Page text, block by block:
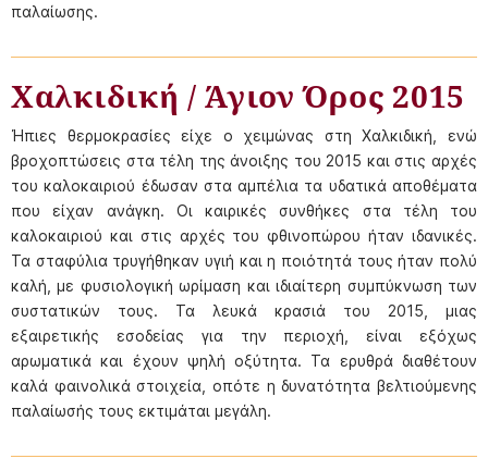
παλαίωσης.
Χαλκιδική / Άγιον Όρος 2015
Ήπιες θερμοκρασίες είχε ο χειμώνας στη Χαλκιδική, ενώ
βροχοπτώσεις στα τέλη της άνοιξης του 2015 και στις αρχές
του καλοκαιριού έδωσαν στα αμπέλια τα υδατικά αποθέματα
που είχαν ανάγκη. Οι καιρικές συνθήκες στα τέλη του
καλοκαιριού και στις αρχές του φθινοπώρου ήταν ιδανικές.
Τα σταφύλια τρυγήθηκαν υγιή και η ποιότητά τους ήταν πολύ
καλή, με φυσιολογική ωρίμαση και ιδιαίτερη συμπύκνωση των
συστατικών τους. Τα λευκά κρασιά του 2015, μιας
εξαιρετικής εσοδείας για την περιοχή, είναι εξόχως
αρωματικά και έχουν ψηλή οξύτητα. Τα ερυθρά διαθέτουν
καλά φαινολικά στοιχεία, οπότε η δυνατότητα βελτιούμενης
παλαίωσής τους εκτιμάται μεγάλη.